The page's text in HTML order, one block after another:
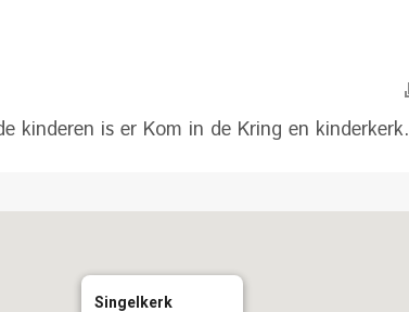
kinderen is er Kom in de Kring en kinderkerk.
Singelkerk